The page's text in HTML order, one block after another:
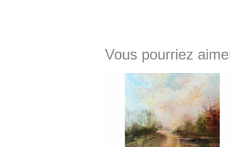
Vous pourriez